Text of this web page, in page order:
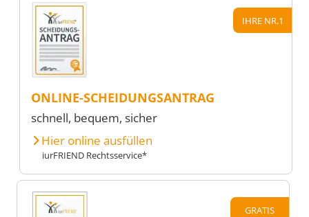
IHRE NR.1
ONLINE-SCHEIDUNGSANTRAG
schnell, bequem, sicher
Hier online ausfüllen
iurFRIEND Rechtsservice*
GRATIS